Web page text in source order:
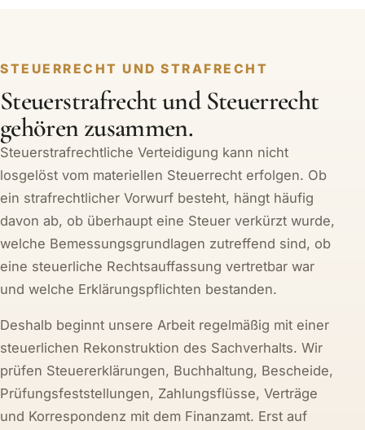
STEUERRECHT UND STRAFRECHT
Steuerstrafrecht und Steuerrecht
gehören zusammen.
Steuerstrafrechtliche Verteidigung kann nicht
losgelöst vom materiellen Steuerrecht erfolgen. Ob
ein strafrechtlicher Vorwurf besteht, hängt häufig
davon ab, ob überhaupt eine Steuer verkürzt wurde,
welche Bemessungsgrundlagen zutreffend sind, ob
eine steuerliche Rechtsauffassung vertretbar war
und welche Erklärungspflichten bestanden.
Deshalb beginnt unsere Arbeit regelmäßig mit einer
steuerlichen Rekonstruktion des Sachverhalts. Wir
prüfen Steuererklärungen, Buchhaltung, Bescheide,
Prüfungsfeststellungen, Zahlungsflüsse, Verträge
und Korrespondenz mit dem Finanzamt. Erst auf